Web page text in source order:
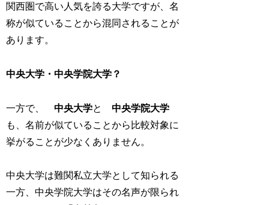
関西圏で高い人気を誇る大学ですが、名
称が似ていることから混同されることが
あります。
中央大学・中央学院大学？
一方で、中央大学と中央学院大学
も、名前が似ていることから比較対象に
挙がることが少なくありません。
中央大学は難関私立大学として知られる
一方、中央学院大学はその名声が限られ